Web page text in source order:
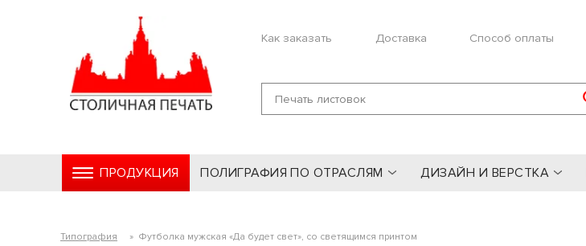
Как заказать Доставка Способ оплаты
ПРОДУКЦИЯ ПОЛИГРАФИЯ ПО ОТРАСЛЯМ ДИЗАЙН И ВЕРСТКА
Типография » Футболка мужская «Да будет свет», со светящимся принтом